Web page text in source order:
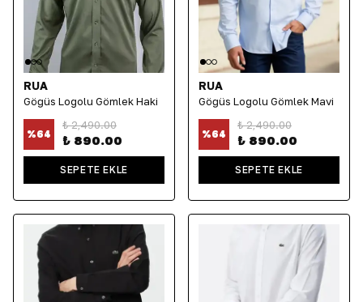
RUA
Göğüs Logolu Gömlek Haki
%64
₺ 2,490.00
₺ 890.00
SEPETE EKLE
RUA
Göğüs Logolu Gömlek Mavi
%64
₺ 2,490.00
₺ 890.00
SEPETE EKLE